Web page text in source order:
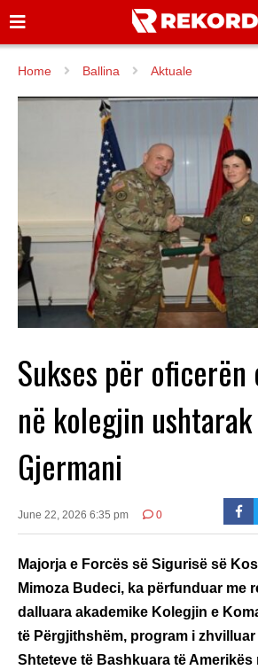
Home Ballina Aktuale
Sukses për oficerën
në kolegjin
Gjermani
June 22, 2026 6:35 pm 0
Majorja e Forcës së Sigurisë së
Mimoza Budeci, ka përfunduar me
dalluara akademike Kolegjin e
të Përgjithshëm, program i
Shteteve të Bashkuara të Amerikës